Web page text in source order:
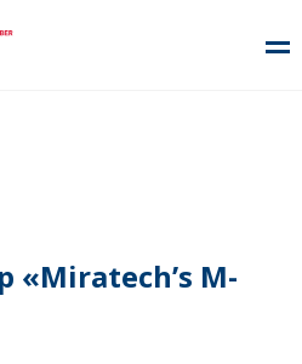
«Miratech’s M-